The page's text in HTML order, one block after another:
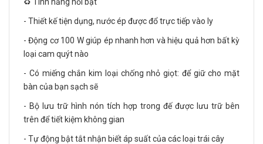
- Thiết kế tiện dụng, nước ép được đổ trực tiếp vào ly
- Động cơ 100 W giúp ép nhanh hơn và hiệu quả hơn bất kỳ
loại cam quýt nào
- Có miếng chắn kim loại chống nhỏ giọt: để giữ cho mặt
bàn của bạn sạch sẽ
- Bộ lưu trữ hình nón tích hợp trong đế được lưu trữ bên
trên để tiết kiệm không gian
- Tự động bật tắt nhận biết áp suất của các loại trái cây